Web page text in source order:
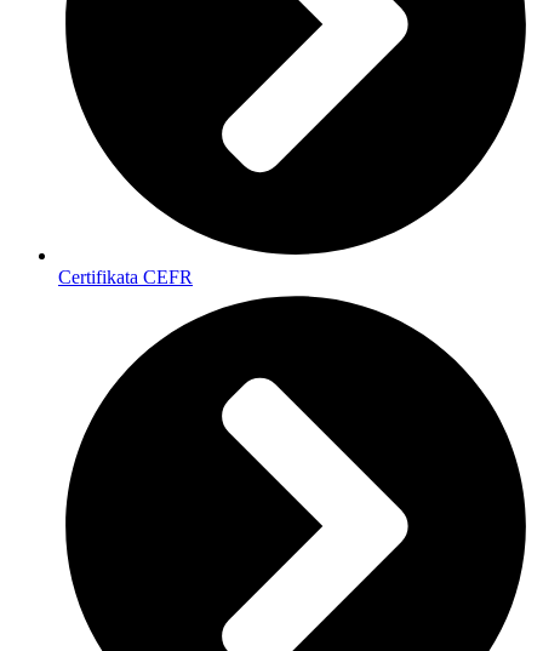
Certifikata CEFR